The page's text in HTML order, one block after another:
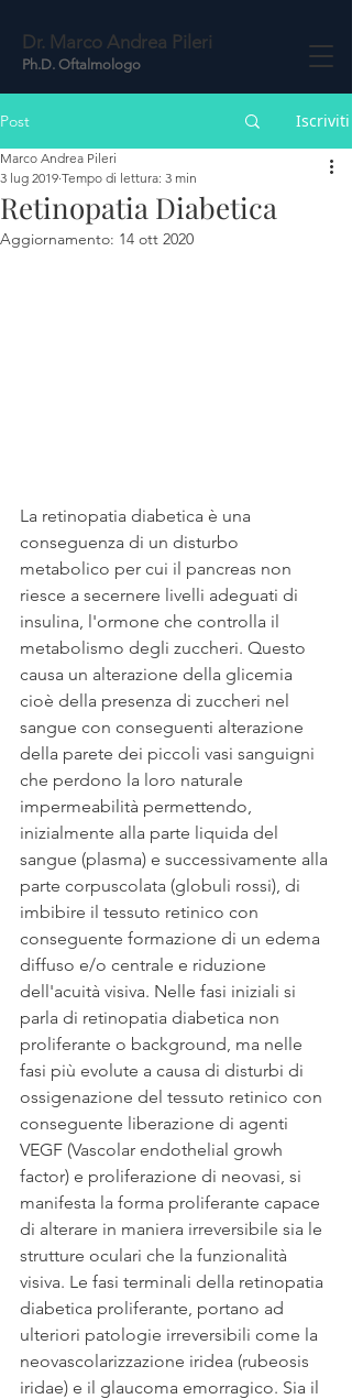
Dr. Marco Andrea Pileri
Ph.D. Oftalmologo
Post Iscriviti
Retinopatia Diabetica
Marco Andrea Pileri
3 lug 2019 Tempo di lettura: 3 min
Aggiornamento: 14 ott 2020
La retinopatia diabetica è una
conseguenza di un disturbo
metabolico per cui il pancreas non
riesce a secernere livelli adeguati di
insulina, l'ormone che controlla il
metabolismo degli zuccheri. Questo
causa un alterazione della glicemia
cioè della presenza di zuccheri nel
sangue con conseguenti alterazione
della parete dei piccoli vasi sanguigni
che perdono la loro naturale
impermeabilità permettendo,
inizialmente alla parte liquida del
sangue (plasma) e successivamente alla
parte corpuscolata (globuli rossi), di
imbibire il tessuto retinico con
conseguente formazione di un edema
diffuso e/o centrale e riduzione
dell'acuità visiva. Nelle fasi iniziali si
parla di retinopatia diabetica non
proliferante o background, ma nelle
fasi più evolute a causa di disturbi di
ossigenazione del tessuto retinico con
conseguente liberazione di agenti
VEGF (Vascolar endothelial growh
factor) e proliferazione di neovasi, si
manifesta la forma proliferante capace
di alterare in maniera irreversibile sia le
strutture oculari che la funzionalità
visiva. Le fasi terminali della retinopatia
diabetica proliferante, portano ad
ulteriori patologie irreversibili come la
neovascolarizzazione iridea (rubeosis
iridae) e il glaucoma emorragico. Sia il